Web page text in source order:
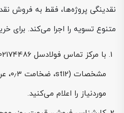
نقدینگی پروژه‌ها، فقط به فروش
متنوع تسویه را اجرا می‌کند. برای
موردنیاز را اعلام می‌کنید.